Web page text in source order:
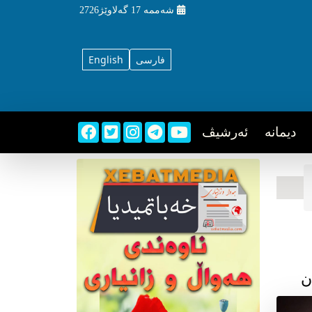
شه‌ممه‌ 17 گه‌لاوێژ2726
English فارسی
دیمانه ئه‌رشیڤ